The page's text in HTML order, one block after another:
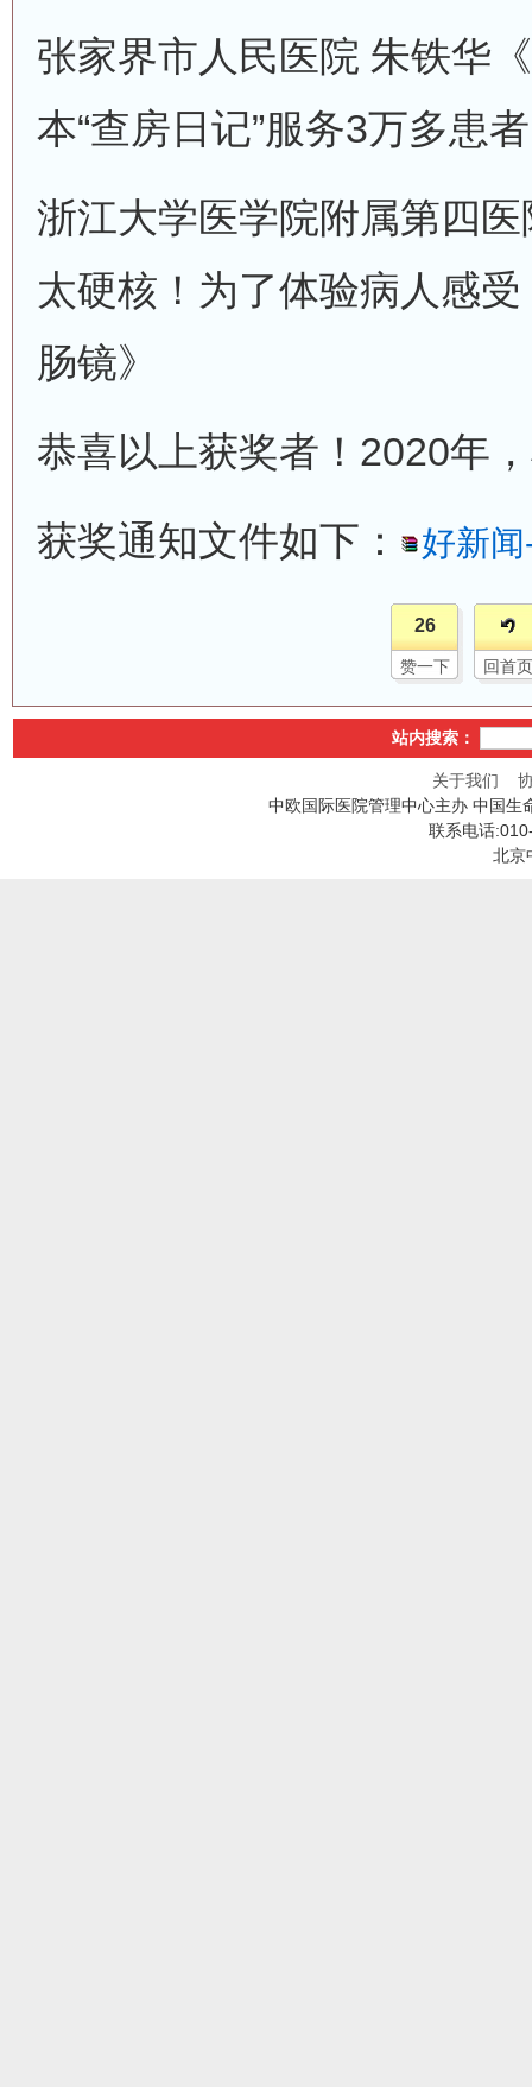
张家界市人民医院 朱铁华
本“查房日记”服务3万多患
浙江大学医学院附属第四
太硬核！为了体验病人感
肠镜》
恭喜以上获奖者！2020年
获奖通知文件如下：
好新
26
赞一下 回首页
站内搜索：
关于我们
中欧国际医院管理中心主办 中国生
联系电话
北京